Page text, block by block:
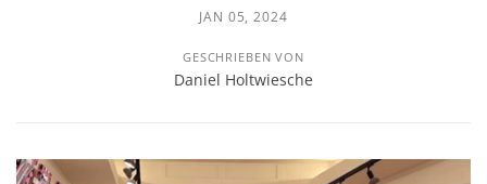
JAN 05, 2024
GESCHRIEBEN VON
Daniel Holtwiesche